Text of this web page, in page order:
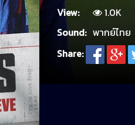
View:
1.0K
Sound: พากย์ไทย
Share: